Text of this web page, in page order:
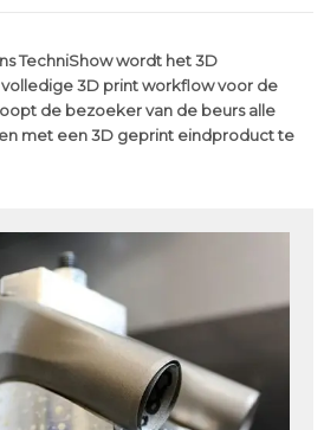
TechniShow wordt het 3D
3D print workflow voor de
de bezoeker van de beurs alle
met een 3D geprint eindproduct te